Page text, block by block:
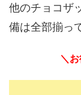
他のチョコザ
備は全部揃っ
＼